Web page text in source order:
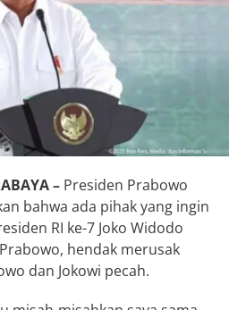
– Presiden Prabowo
bahwa ada pihak yang ingin
RI ke-7 Joko Widodo
hendak merusak
dan Jokowi pecah.